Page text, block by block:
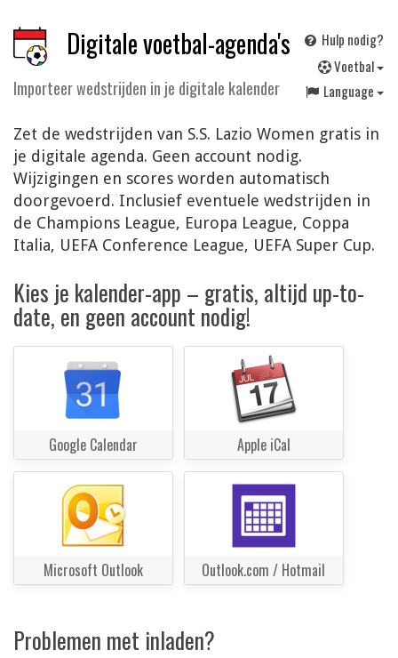
Digitale voetbal-agenda's
Importeer wedstrijden in je digitale kalender
Hulp nodig?
Voetbal
Language
Zet de wedstrijden van S.S. Lazio Women gratis in
je digitale agenda. Geen account nodig.
Wijzigingen en scores worden automatisch
doorgevoerd. Inclusief eventuele wedstrijden in
de Champions League, Europa League, Coppa
Italia, UEFA Conference League, UEFA Super Cup.
Kies je kalender-app – gratis, altijd up-to-
date, en geen account nodig!
Google Calendar Apple iCal
Microsoft Outlook Outlook.com / Hotmail
Problemen met inladen?